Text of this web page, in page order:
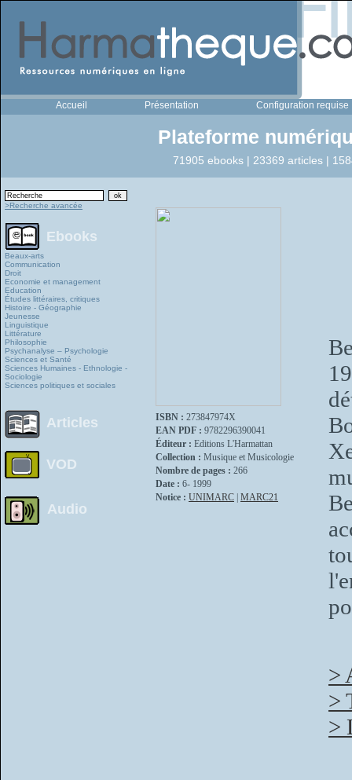
Accueil Présentation Configuration requise
Plateforme
71905 ebooks | 23369 articles |
>Recherche avancée
Ebooks
Beaux-arts
Communication
Droit
Economie et management
Education
Études littéraires, critiques
Histoire - Géographie
Jeunesse
Linguistique
Littérature
Philosophie
Psychanalyse – Psychologie
Sciences et Santé
Sciences Humaines - Ethnologie -
Sociologie
Sciences politiques et sociales
Articles
VOD
Audio
ISBN : 273847974X
EAN PDF : 9782296390041
Éditeur : Editions L'Harmattan
Collection : Musique et Musicologie
Nombre de pages : 266
Date : 6- 1999
Notice : UNIMARC MARC21
>
>
>